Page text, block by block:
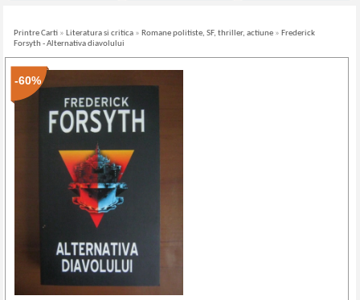
Printre Carti » Literatura si critica » Romane politiste, SF, thriller, actiune » Frederick
Forsyth - Alternativa diavolului
-60%